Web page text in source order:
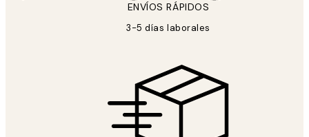
ENVÍOS RÁPIDOS
3-5 días laborales